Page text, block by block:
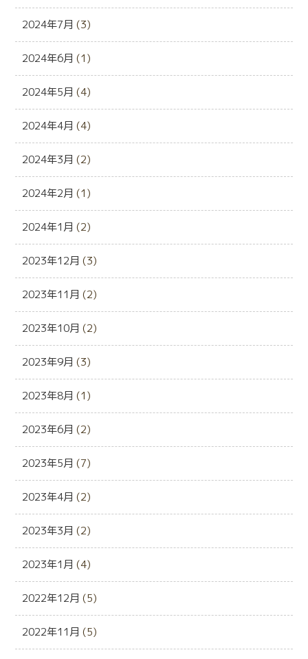
2024年7月 (3)
2024年6月 (1)
2024年5月 (4)
2024年4月 (4)
2024年3月 (2)
2024年2月 (1)
2024年1月 (2)
2023年12月 (3)
2023年11月 (2)
2023年10月 (2)
2023年9月 (3)
2023年8月 (1)
2023年6月 (2)
2023年5月 (7)
2023年4月 (2)
2023年3月 (2)
2023年1月 (4)
2022年12月 (5)
2022年11月 (5)